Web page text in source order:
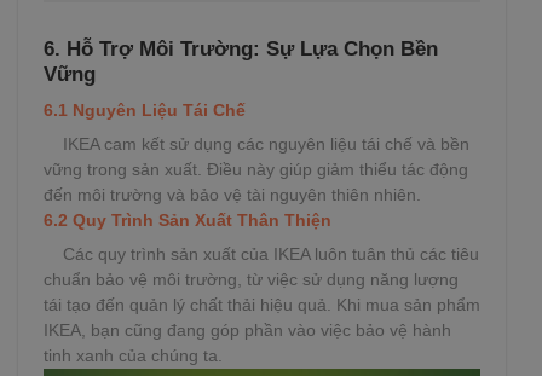
6. Hỗ Trợ Môi Trường: Sự Lựa Chọn Bền
Vững
6.1 Nguyên Liệu Tái Chế
IKEA cam kết sử dụng các nguyên liệu tái chế và bền
vững trong sản xuất. Điều này giúp giảm thiểu tác động
đến môi trường và bảo vệ tài nguyên thiên nhiên.
6.2 Quy Trình Sản Xuất Thân Thiện
Các quy trình sản xuất của IKEA luôn tuân thủ các tiêu
chuẩn bảo vệ môi trường, từ việc sử dụng năng lượng
tái tạo đến quản lý chất thải hiệu quả. Khi mua sản phẩm
IKEA, bạn cũng đang góp phần vào việc bảo vệ hành
tinh xanh của chúng ta.